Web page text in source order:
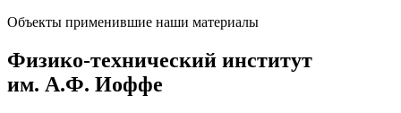
Объекты применившие наши материалы
Физико-технический институт
им. А.Ф. Иоффе